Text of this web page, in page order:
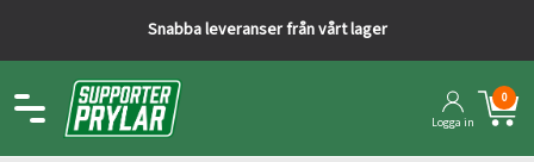
Snabba leveranser från vårt lager
Logga in
0